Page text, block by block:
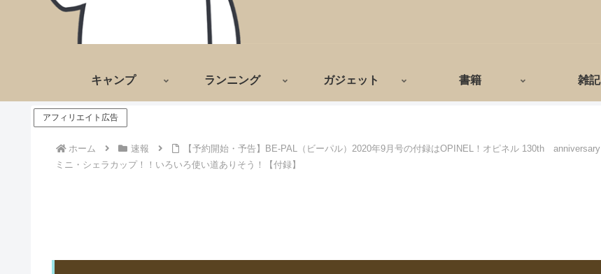
キャンプ ランニング ガジェット 書籍 雑記
アフィリエイト広告
ホーム 速報
【予約開始・予告】BE-PAL（ビーパル）2020年9月号の付録はOPINEL！オピネル 130th anniversary
ミニ・シェラカップ！！いろいろ使い道ありそう！【付録】